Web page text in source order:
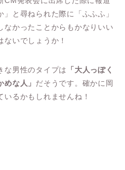
と尋ねられた際に「ふふふ」
なかったことからもかなりいい
いでしょうか！
な男性のタイプは
「大人っぽく
な人」 だそうです。確かに岡
るかもしれませんね！